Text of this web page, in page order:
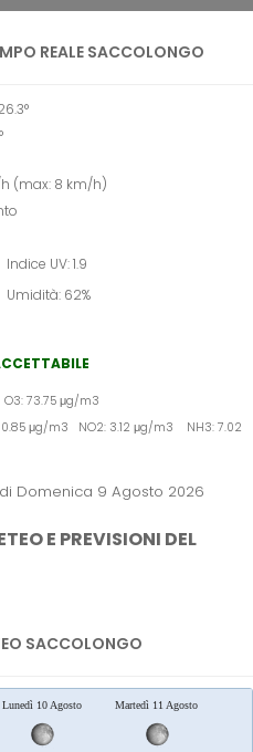
REALE SACCOLONGO
h (max: 8 km/h)
Indice UV: 1.9
Umidità: 62%
73.75 μg/m3
μg/m3 NO2: 3.12 μg/m3 NH3: 7.02
Domenica 9 Agosto 2026
E PREVISIONI DEL
SACCOLONGO
Lunedì 10 Agosto Martedì 11 Agosto